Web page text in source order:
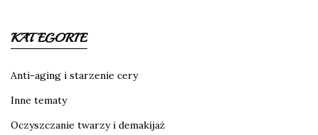
KATEGORIE
Anti-aging i starzenie cery
Inne tematy
Oczyszczanie twarzy i demakijaż